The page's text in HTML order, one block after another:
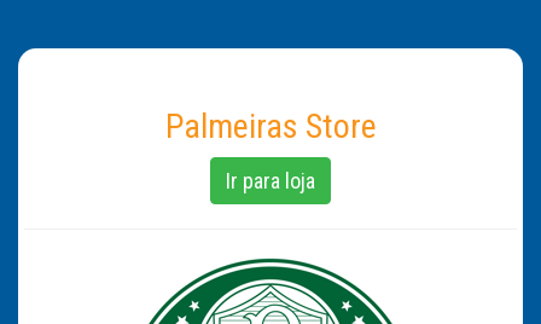
Palmeiras Store
Ir para loja